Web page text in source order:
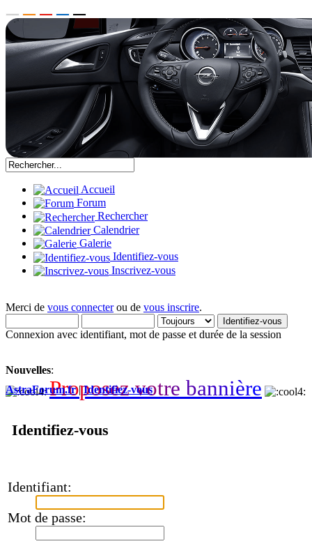
Accueil
Forum
Rechercher
Calendrier
Galerie
Identifiez-vous
Inscrivez-vous
Merci de vous connecterou de vous inscrire.
Connexion avec identifiant, mot de passe et durée de la session
Nouvelles:
Proposez votre bannière
AstraForum.fr|Identifiez-vous
Identifiez-vous
Identifiant:
Mot de passe: